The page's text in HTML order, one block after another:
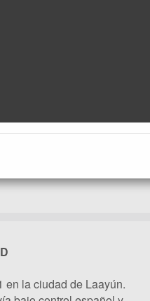
en la ciudad de Laayún.